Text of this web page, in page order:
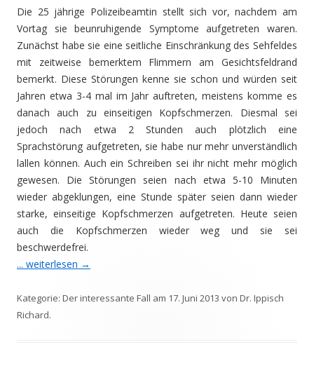
Die 25 jährige Polizeibeamtin stellt sich vor, nachdem am
Vortag sie beunruhigende Symptome aufgetreten waren.
Zunächst habe sie eine seitliche Einschränkung des Sehfeldes
mit zeitweise bemerktem Flimmern am Gesichtsfeldrand
bemerkt. Diese Störungen kenne sie schon und würden seit
Jahren etwa 3-4 mal im Jahr auftreten, meistens komme es
danach auch zu einseitigen Kopfschmerzen. Diesmal sei
jedoch nach etwa 2 Stunden auch plötzlich eine
Sprachstörung aufgetreten, sie habe nur mehr unverständlich
lallen können. Auch ein Schreiben sei ihr nicht mehr möglich
gewesen. Die Störungen seien nach etwa 5-10 Minuten
wieder abgeklungen, eine Stunde später seien dann wieder
starke, einseitige Kopfschmerzen aufgetreten. Heute seien
auch die Kopfschmerzen wieder weg und sie sei
beschwerdefrei.
... weiterlesen →
Kategorie: Der interessante Fall am 17. Juni 2013 von Dr. Ippisch
Richard.